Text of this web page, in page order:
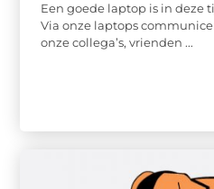
Een goede laptop is in deze
Via onze laptops
onze collega’s, vrienden ...